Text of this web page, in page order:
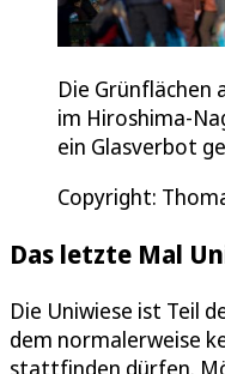
Die Grünflächen
im Hiroshima-
ein Glasverbot
Copyright:
Das letzte Mal
Die Uniwiese ist Teil
dem normalerweise
stattfinden dürfen.